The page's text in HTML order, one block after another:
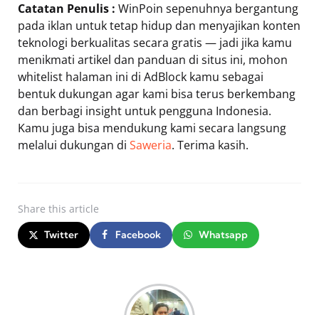
Catatan Penulis : WinPoin sepenuhnya bergantung
pada iklan untuk tetap hidup dan menyajikan konten
teknologi berkualitas secara gratis — jadi jika kamu
menikmati artikel dan panduan di situs ini, mohon
whitelist halaman ini di AdBlock kamu sebagai
bentuk dukungan agar kami bisa terus berkembang
dan berbagi insight untuk pengguna Indonesia.
Kamu juga bisa mendukung kami secara langsung
melalui dukungan di Saweria. Terima kasih.
Share this article
Twitter Facebook Whatsapp